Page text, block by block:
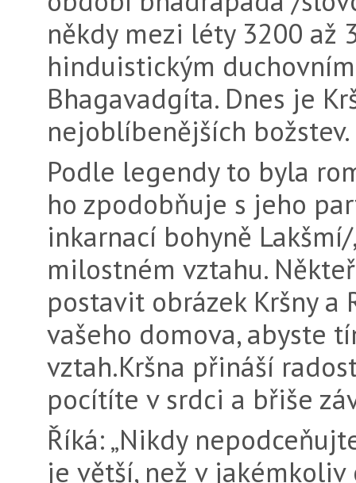
někdy mezi léty 3200 až
hinduistickým
Bhagavadgíta. Dnes je
nejoblíbenějších božstev.
Podle legendy to byla
ho zpodobňuje s jeho
inkarnací bohyně
milostném vztahu.
postavit obrázek Kršny a
vašeho domova, abyste
vztah.Kršna přináší
pocítíte v srd­ci a břiše
Říká: „Nikdy
je větší, než v